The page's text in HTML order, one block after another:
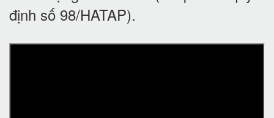
định số 98/HATAP).